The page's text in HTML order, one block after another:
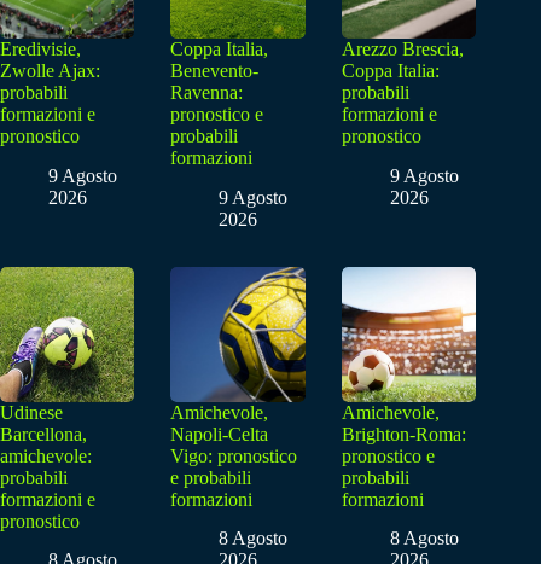
Eredivisie,
Zwolle Ajax:
probabili
formazioni e
pronostico
9 Agosto
2026
Coppa Italia,
Benevento-
Ravenna:
pronostico e
probabili
formazioni
9 Agosto
2026
Arezzo Brescia,
Coppa Italia:
probabili
formazioni e
pronostico
9 Agosto
2026
Udinese
Barcellona,
amichevole:
probabili
formazioni e
pronostico
Amichevole,
Napoli-Celta
Vigo: pronostico
e probabili
formazioni
8 Agosto
Amichevole,
Brighton-Roma:
pronostico e
probabili
formazioni
8 Agosto